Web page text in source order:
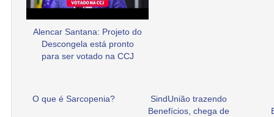
Alencar Santana: Projeto do
Descongela está pronto
para ser votado na CCJ
O que é Sarcopenia?
SindUnião trazendo
Benefícios, chega de